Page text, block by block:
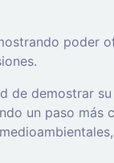
poder
de demostrar
un paso más